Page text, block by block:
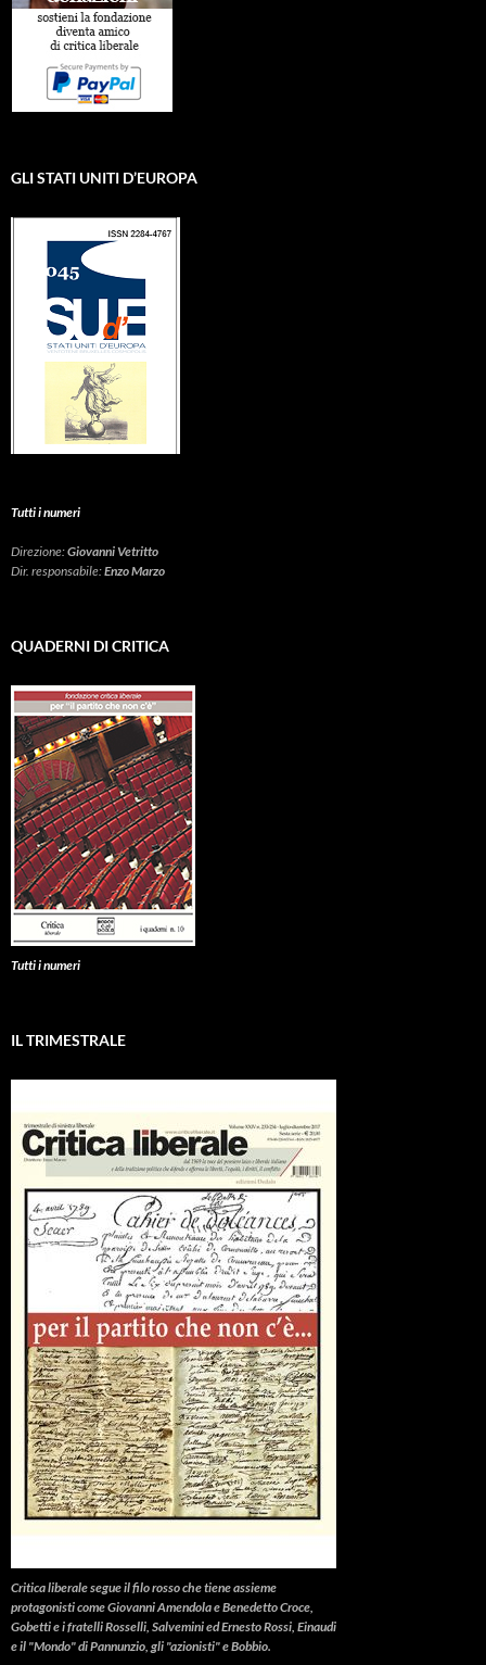
GLI STATI UNITI D’EUROPA
Tutti i numeri
Direzione:Giovanni Vetritto
Dir. responsabile:Enzo Marzo
QUADERNI DI CRITICA
Tutti i numeri
IL TRIMESTRALE
Critica liberalesegue il filo rosso che tiene assieme
protagonisti come Giovanni Amendola e Benedetto Croce,
Gobetti e i fratelli Rosselli, Salvemini ed Ernesto Rossi, Einaudi
e il "Mondo" di Pannunzio, gli "azionisti" e Bobbio.